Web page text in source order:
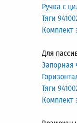
Ручка с
Тяги
Комплект
Для
Запорная
Тяги
Комплект